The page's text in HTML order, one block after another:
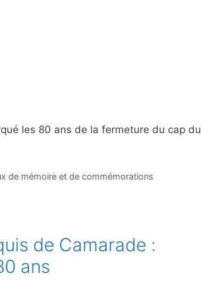
les 80 ans de la fermeture du cap du
de mémoire et de commémorations
de Camarade :
ans